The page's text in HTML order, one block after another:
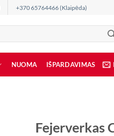
+370 65764466 (Klaipėda)
NUOMA IŠPARDAVIMAS
Fejerverkas